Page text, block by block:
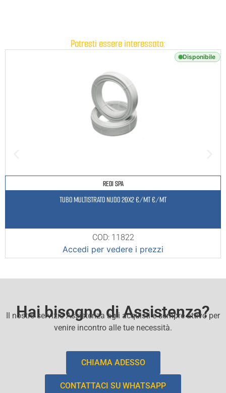
Potresti essere interessato:
Disponibile
REDI SPA
TUBO MULTISTRATO NUDO 20X2 €/MT €/MT
COD: 11822
Accedi per vedere i prezzi
Hai bisogno di Assistenza?
Il nostro servizio Assistenza agli acquisti e sempre attivo per
venire incontro alle tue necessità.
CHIAMA ADESSO
CONTATTACI SU WHATSAPP